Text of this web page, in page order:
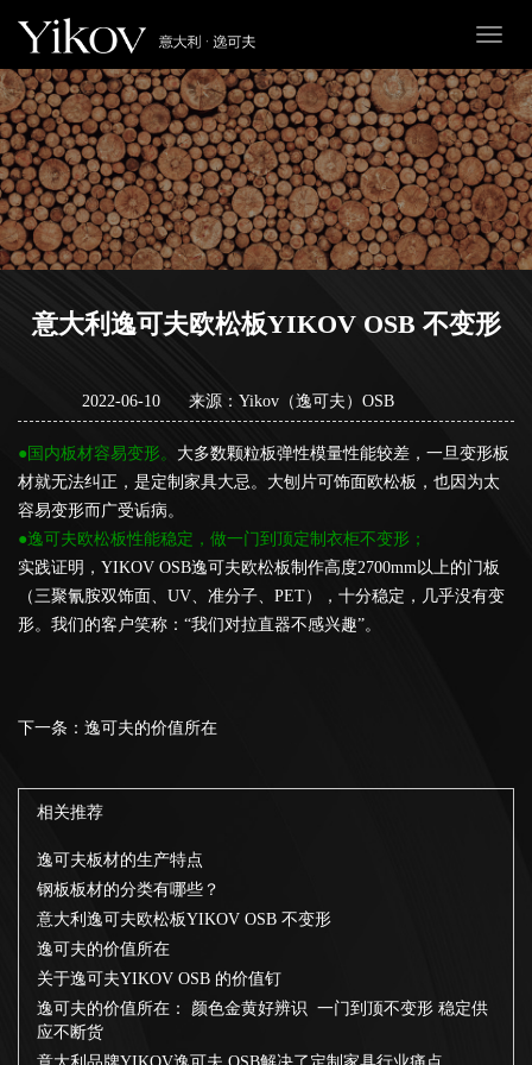
意大利逸可夫欧松板YIKOV OSB 不变形
2022-06-10 来源：Yikov（逸可夫）OSB
●国内板材容易变形。 大多数颗粒板弹性模量性能较差，一旦变形板
材就无法纠正，是定制家具大忌。大刨片可饰面欧松板，也因为太
容易变形而广受诟病。
●逸可夫欧松板性能稳定，做一门到顶定制衣柜不变形；
实践证明，YIKOV OSB逸可夫欧松板制作高度2700mm以上的门板
（三聚氰胺双饰面、UV、准分子、PET），十分稳定，几乎没有变
形。我们的客户笑称：“我们对拉直器不感兴趣”。
下一条： 逸可夫的价值所在
相关推荐
逸可夫板材的生产特点
钢板板材的分类有哪些？
意大利逸可夫欧松板YIKOV OSB 不变形
逸可夫的价值所在
关于逸可夫YIKOV OSB 的价值钉
逸可夫的价值所在： 颜色金黄好辨识 一门到顶不变形 稳定供
应不断货